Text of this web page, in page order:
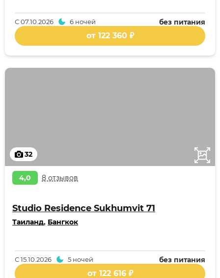
без питания
С07.10.2026 6 ночей
от 122 360 ₽
32
4,0 8 отзывов
Studio Residence Sukhumvit 71
Таиланд, Бангкок
без питания
С15.10.2026 5 ночей
от 122 616 ₽